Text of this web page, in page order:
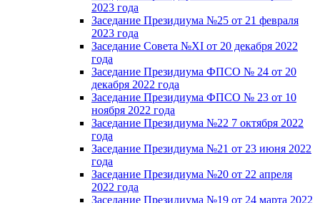
2023 года
Заседание Президиума №25 от 21 февраля
2023 года
Заседание Совета №XI от 20 декабря 2022
года
Заседание Президиума ФПСО № 24 от 20
декабря 2022 года
Заседание Президиума ФПСО № 23 от 10
ноября 2022 года
Заседание Президиума №22 7 октября 2022
года
Заседание Президиума №21 от 23 июня 2022
года
Заседание Президиума №20 от 22 апреля
2022 года
Заседание Президиума №19 от 24 марта 2022